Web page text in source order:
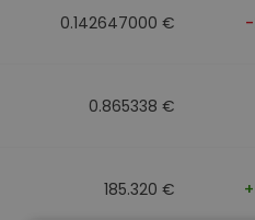
0.142647000 €
0.865338 €
185.320 €